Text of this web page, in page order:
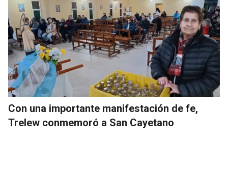
Con una importante manifestación de fe,
Trelew conmemoró a San Cayetano